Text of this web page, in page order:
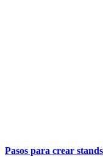
Pasos para crear